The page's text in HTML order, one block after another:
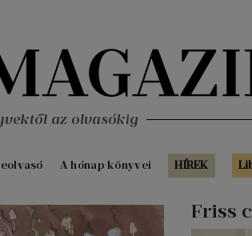
az olvasókig
A hónap könyvei HÍREK
Friss